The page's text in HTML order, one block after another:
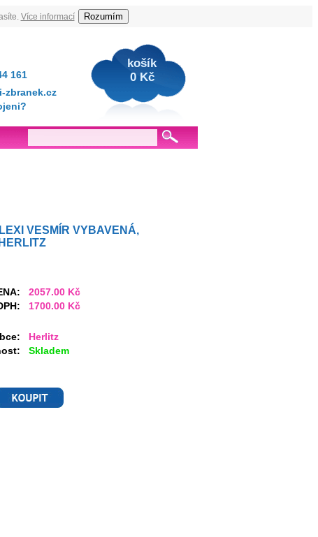
Více informací Rozumím
161
zbranek.cz
košík
0 Kč
VESMÍR VYBAVENÁ,
HERLITZ
2057.00 Kč
1700.00 Kč
Herlitz
Skladem